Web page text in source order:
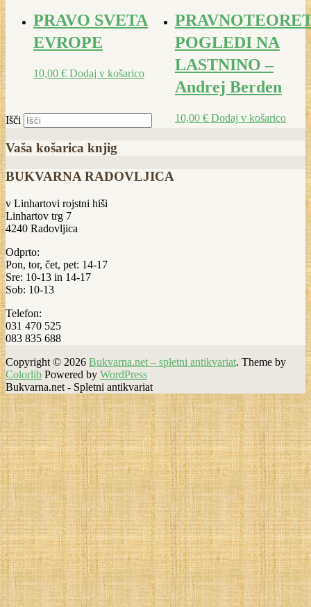
PRAVO SVETA
EVROPE
10,00 € Dodaj v košarico
POGLEDI NA
LASTNINO –
Andrej Berden
10,00 € Dodaj v košarico
Išči
Vaša košarica knjig
BUKVARNA RADOVLJICA
v Linhartovi rojstni hiši
Linhartov trg 7
4240 Radovljica
Odprto:
Pon, tor, čet, pet: 14-17
Sre: 10-13 in 14-17
Sob: 10-13
Telefon:
031 470 525
083 835 688
Copyright © 2026 Bukvarna.net – spletni antikvariat. Theme by
Colorlib Powered by WordPress
Bukvarna.net - Spletni antikvariat